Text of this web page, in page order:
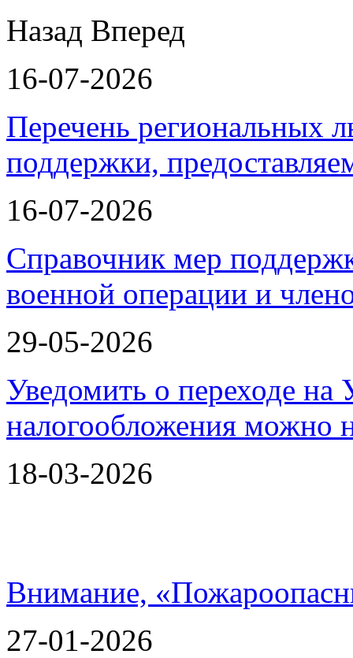
Назад Вперед
16-07-2026
Перечень региональных
поддержки,
16-07-2026
Справочник мер
военной операции и
29-05-2026
Уведомить о переходе
налогообложения можно
18-03-2026
Внимание,
27-01-2026